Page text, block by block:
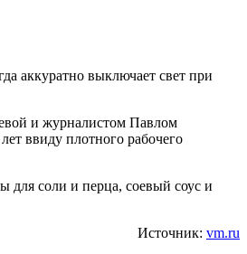
аккуратно выключает свет при
и журналистом Павлом
ввиду плотного рабочего
для соли и перца, соевый соус и
Источник: vm.ru